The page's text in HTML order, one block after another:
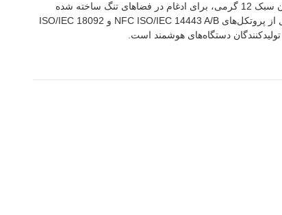
ماژول HW-1522 اسکن بارکد دوبعدی و خواندن NFC را در یک راه‌حل جاسازی شده فوق‌العاده کوچک ترکیب می‌کند. با پروفیل باریک 8.3 میلی‌متری و وزن سبک 12 گرمی، برای ادغام در فضاهای تنگ ساخته شده
است. این ماژول از سنسورهای CMOS با سرعت بالا برای پشتیبانی از بارکدهای متحرک استفاده می‌کند و تقریباً تمام کدهای 1D/2D را می‌خواند. این ماژول از پروتکل‌های NFC ISO/IEC 14443 A/B و ISO/IEC 18092